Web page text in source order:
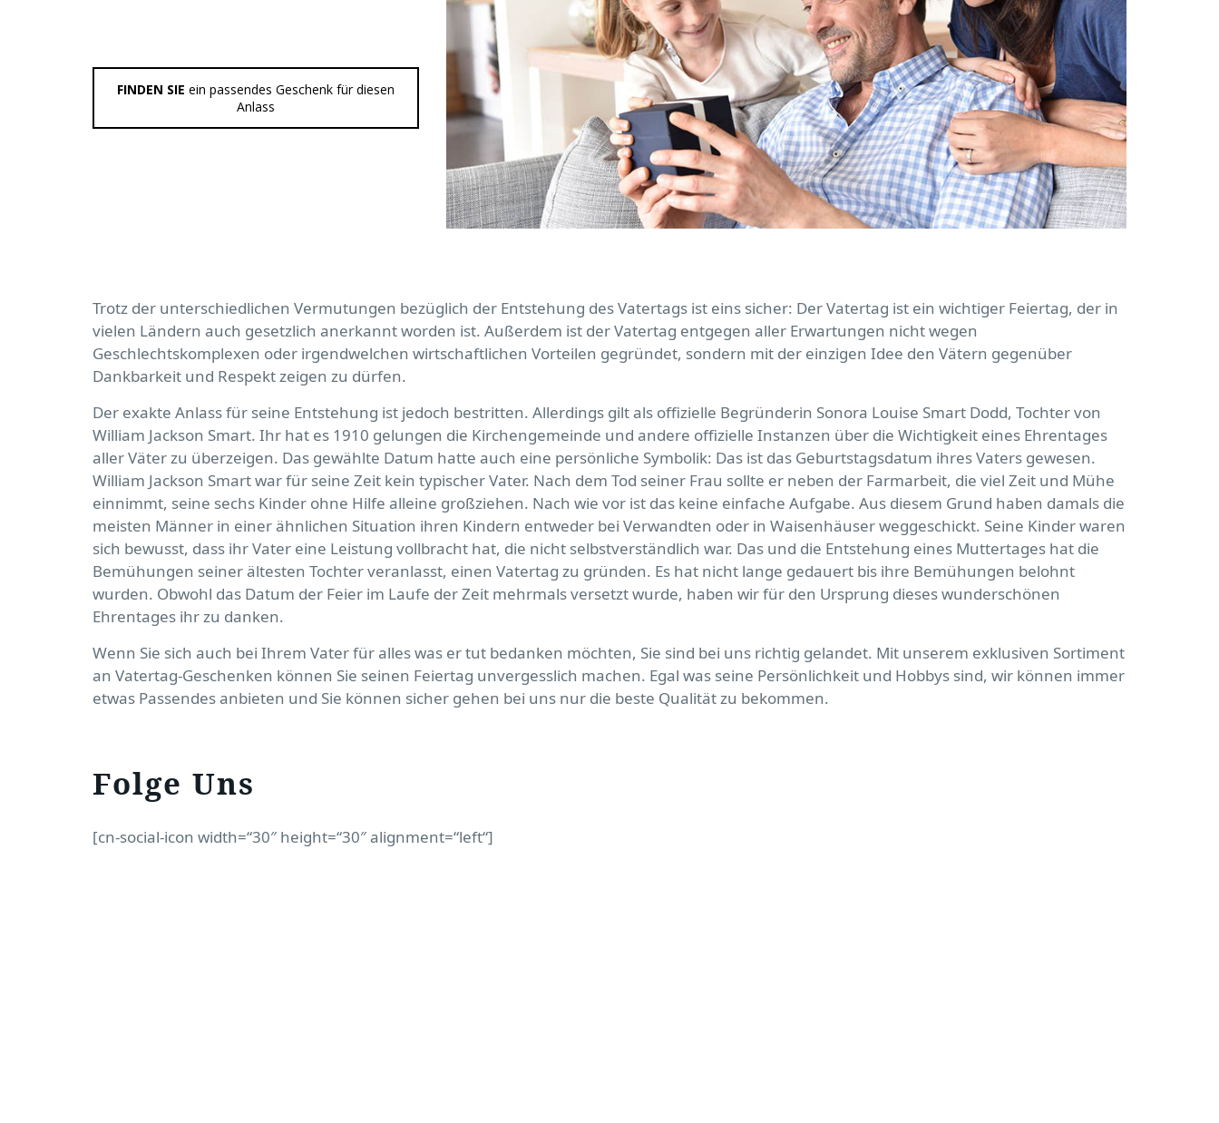
FINDEN SIE ein passendes Geschenk für diesen
Anlass
Trotz der unterschiedlichen Vermutungen bezüglich der Entstehung des Vatertags ist eins sicher: Der Vatertag ist ein wichtiger Feiertag, der in
vielen Ländern auch gesetzlich anerkannt worden ist. Außerdem ist der Vatertag entgegen aller Erwartungen nicht wegen
Geschlechtskomplexen oder irgendwelchen wirtschaftlichen Vorteilen gegründet, sondern mit der einzigen Idee den Vätern gegenüber
Dankbarkeit und Respekt zeigen zu dürfen.
Der exakte Anlass für seine Entstehung ist jedoch bestritten. Allerdings gilt als offizielle Begründerin Sonora Louise Smart Dodd, Tochter von
William Jackson Smart. Ihr hat es 1910 gelungen die Kirchengemeinde und andere offizielle Instanzen über die Wichtigkeit eines Ehrentages
aller Väter zu überzeigen. Das gewählte Datum hatte auch eine persönliche Symbolik: Das ist das Geburtstagsdatum ihres Vaters gewesen.
William Jackson Smart war für seine Zeit kein typischer Vater. Nach dem Tod seiner Frau sollte er neben der Farmarbeit, die viel Zeit und Mühe
einnimmt, seine sechs Kinder ohne Hilfe alleine großziehen. Nach wie vor ist das keine einfache Aufgabe. Aus diesem Grund haben damals die
meisten Männer in einer ähnlichen Situation ihren Kindern entweder bei Verwandten oder in Waisenhäuser weggeschickt. Seine Kinder waren
sich bewusst, dass ihr Vater eine Leistung vollbracht hat, die nicht selbstverständlich war. Das und die Entstehung eines Muttertages hat die
Bemühungen seiner ältesten Tochter veranlasst, einen Vatertag zu gründen. Es hat nicht lange gedauert bis ihre Bemühungen belohnt
wurden. Obwohl das Datum der Feier im Laufe der Zeit mehrmals versetzt wurde, haben wir für den Ursprung dieses wunderschönen
Ehrentages ihr zu danken.
Wenn Sie sich auch bei Ihrem Vater für alles was er tut bedanken möchten, Sie sind bei uns richtig gelandet. Mit unserem exklusiven Sortiment
an Vatertag-Geschenken können Sie seinen Feiertag unvergesslich machen. Egal was seine Persönlichkeit und Hobbys sind, wir können immer
etwas Passendes anbieten und Sie können sicher gehen bei uns nur die beste Qualität zu bekommen.
Folge Uns
[cn-social-icon width=“30″ height=“30″ alignment=“left“]